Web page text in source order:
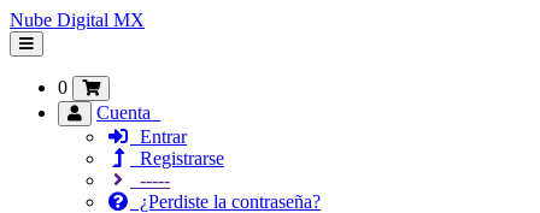
Nube Digital MX
Alternar
Navegación
0
Cuenta
Entrar
Registrarse
-----
¿Perdiste la contraseña?